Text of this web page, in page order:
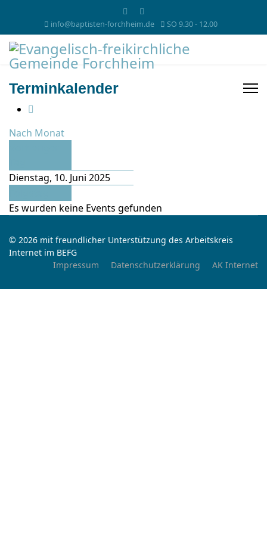
info@baptisten-forchheim.de SO 9.30 - 12.00
Terminkalender
Nach Monat
Dienstag, 10. Juni 2025
Es wurden keine Events gefunden
© 2026 mit freundlicher Unterstützung des Arbeitskreis
Internet im BEFG
Impressum
Datenschutzerklärung AK Internet